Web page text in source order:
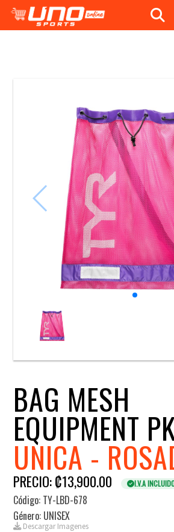
BAG MESH
EQUIPMENT
UNICA -
PRECIO: ₡13,900.00 I.V.A
Código: TY-LBD-678
Género: UNISEX
Descargar Imagenes